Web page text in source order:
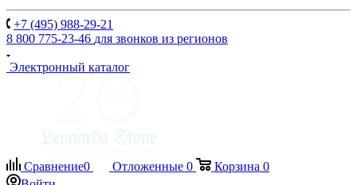
+7 (495) 988-29-21
8 800 775-23-46 для звонков из регионов
Электронный каталог
Сравнение0 Отложенные 0 Корзина 0